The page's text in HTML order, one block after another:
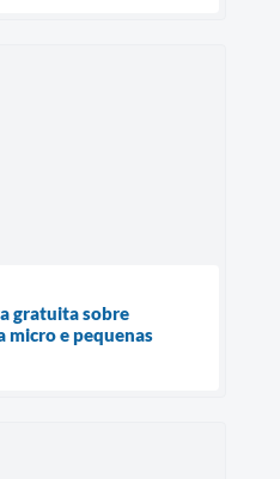
gratuita sobre
micro e pequenas